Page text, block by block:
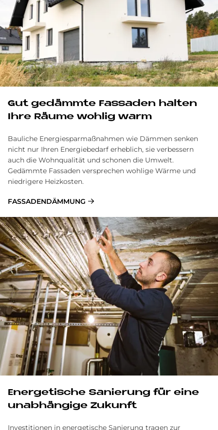
Gut ge­dämm­te Fas­sa­den hal­ten
Ihre Räu­me woh­lig warm
Bauliche Energiesparmaßnahmen wie Dämmen senken
nicht nur Ihren Energiebedarf erheblich, sie verbessern
auch die Wohnqualität und schonen die Umwelt.
Gedämmte Fassaden versprechen wohlige Wärme und
niedrigere Heizkosten.
FASSADENDÄMMUNG
En­er­ge­ti­sche Sa­nie­rung für eine
un­ab­hän­gi­ge Zu­kun­ft
Investitionen in energetische Sanierung tragen zur